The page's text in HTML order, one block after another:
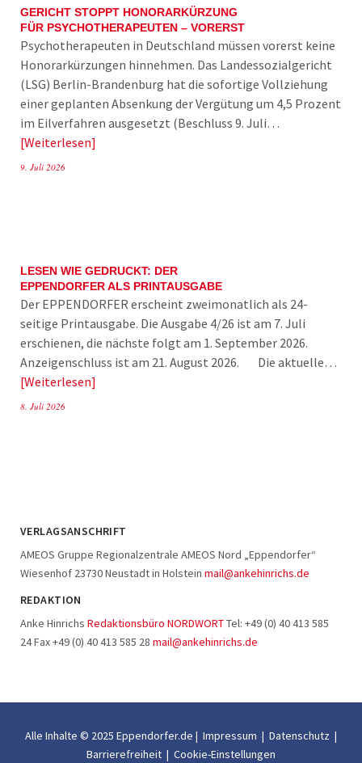
GERICHT STOPPT HONORARKÜRZUNG
FÜR PSYCHOTHERAPEUTEN – VORERST
Psychotherapeuten in Deutschland müssen vorerst keine
Honorarkürzungen hinnehmen. Das Landessozialgericht
(LSG) Berlin-Brandenburg hat die sofortige Vollziehung
einer geplanten Absenkung der Vergütung um 4,5 Prozent
im Eilverfahren ausgesetzt (Beschluss 9. Juli…
Weiterlesen
9. Juli 2026
LESEN WIE GEDRUCKT: DER
EPPENDORFER ALS PRINTAUSGABE
Der EPPENDORFER erscheint zweimonatlich als 24-
seitige Printausgabe. Die Ausgabe 4/26 ist am 7. Juli
erschienen, die nächste folgt am 1. September 2026.
Anzeigenschluss ist am 21. August 2026. Die aktuelle…
Weiterlesen
8. Juli 2026
VERLAGSANSCHRIFT
AMEOS Gruppe Regionalzentrale AMEOS Nord „Eppendorfer“
Wiesenhof 23730 Neustadt in Holstein mail@ankehinrichs.de
REDAKTION
Anke Hinrichs Redaktionsbüro NORDWORTTel: +49 (0) 40 413 585
24 Fax +49 (0) 40 413 585 28 mail@ankehinrichs.de
Alle Inhalte © 2025 Eppendorfer.de | Impressum | Datenschutz |
Barrierefreiheit | Cookie-Einstellungen